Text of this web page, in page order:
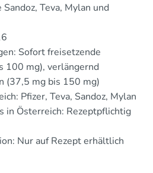
Teva, Mylan und
Sofort freisetzende
100 mg), verlängernd
(37,5 mg bis 150 mg)
Pfizer, Teva, Sandoz, Mylan
in Österreich: Rezeptpflichtig
Nur auf Rezept erhältlich